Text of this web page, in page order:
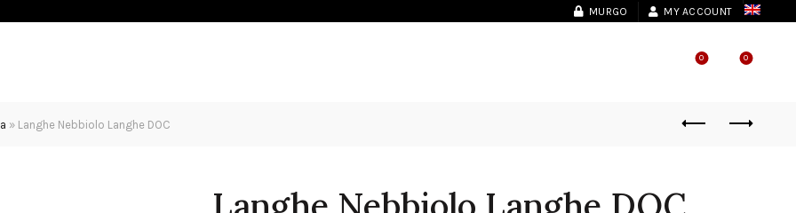
MURGO MY ACCOUNT
0 0
» Langhe Nebbiolo Langhe DOC